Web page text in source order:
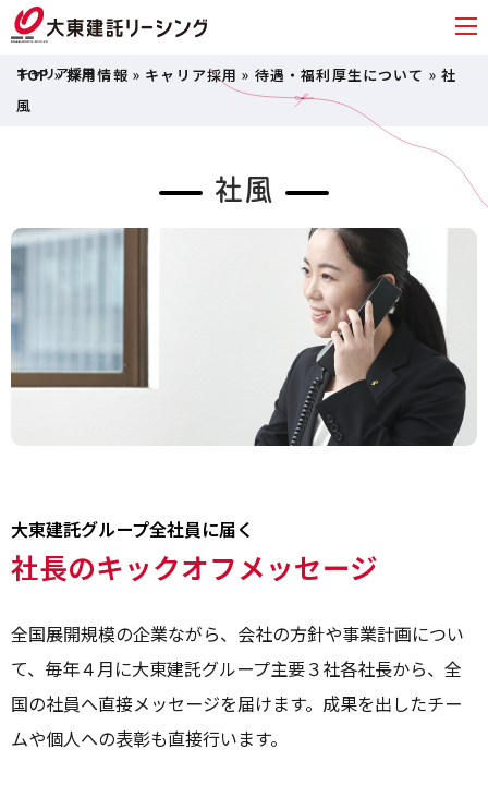
TOP»採用情報 » キャリア採用 » 待遇・福利厚生について »社
風
社風
大東建託グループ全社員に届く
社長のキックオフメッセージ
全国展開規模の企業ながら、会社の方針や事業計画につい
て、毎年４月に大東建託グループ主要３社各社長から、全
国の社員へ直接メッセージを届けます。 成果を出したチー
ムや個人への表彰も直接行います。